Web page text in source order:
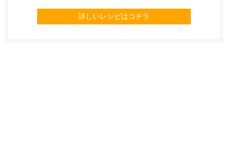
詳しいレシピはコチラ